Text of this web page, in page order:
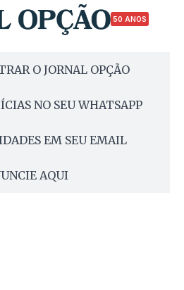
50 ANOS
O JORNAL OPÇÃO
NO SEU WHATSAPP
EM SEU EMAIL
AQUI